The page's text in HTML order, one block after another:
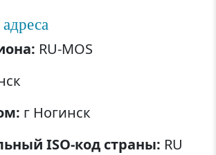
RU-MOS
г Ногинск
ISO-код страны: RU